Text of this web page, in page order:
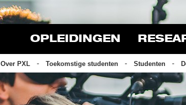
OPLEIDINGEN
Over PXL Toekomstige studenten Studenten